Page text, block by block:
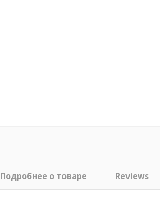
Подробнее о товаре Reviews